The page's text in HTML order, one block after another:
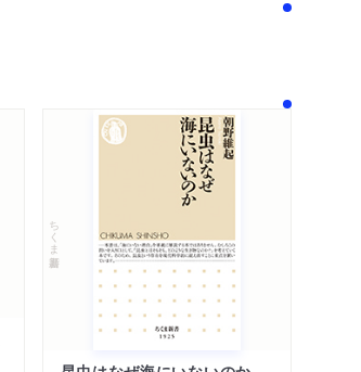
ちくま新書